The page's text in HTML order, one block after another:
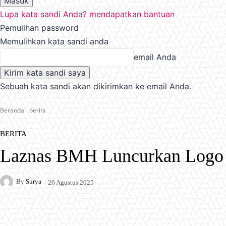
Lupa kata sandi Anda? mendapatkan bantuan
Pemulihan password
Memulihkan kata sandi anda
email Anda
Sebuah kata sandi akan dikirimkan ke email Anda.
Beranda berita
BERITA
Laznas BMH Luncurkan
By Surya 26 Agustus 2025